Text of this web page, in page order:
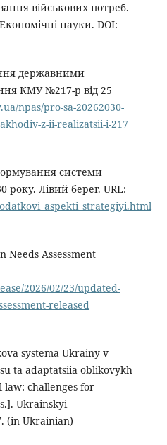
військових потреб.
науки. DOI:
державними
КМУ №217-р від 25
npas/pro-sa-20262030-
z-ii-realizatsii-i-217
системи
Лівий берег. URL:
Needs Assessment
2026/02/23/updated-
released
systema Ukrainy v
ta adaptatsiia oblikovykh
law: challenges for
Ukrainskyi
(in Ukrainian)